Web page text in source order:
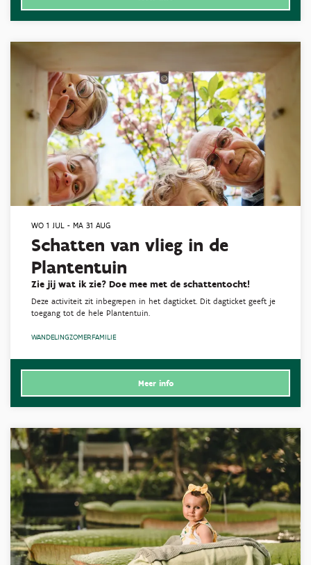
Schatten van vlieg in de
Plantentuin
Zie jij wat ik zie? Doe mee met de schattentocht!
WO 1 JUL - MA 31 AUG
Deze activiteit zit inbegrepen in het dagticket. Dit dagticket geeft je
toegang tot de hele Plantentuin.
WANDELINGZOMERFAMILIE
Meer info